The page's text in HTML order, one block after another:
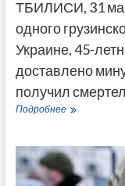
ТБИЛИСИ, 31
одного
Украине, 45-
доставлено
получил
ПодробнееТело
удалось
доставить
на